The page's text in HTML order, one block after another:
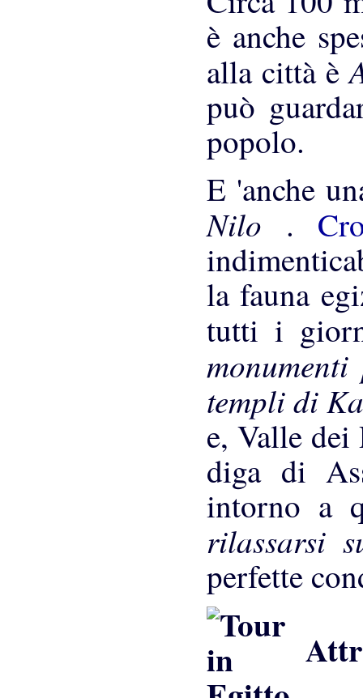
è anche
alla città è
può
popolo.
E 'anche
Nilo .
la fauna
tutti i
templi di
e, Valle
diga di
intorno a
rilassarsi
perfette